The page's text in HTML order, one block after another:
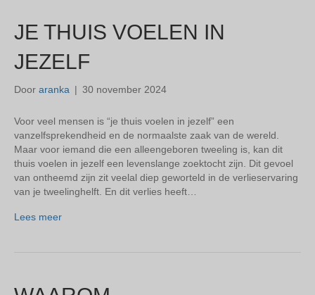
JE THUIS VOELEN IN
JEZELF
Door aranka | 30 november 2024
Voor veel mensen is “je thuis voelen in jezelf” een
vanzelfsprekendheid en de normaalste zaak van de wereld.
Maar voor iemand die een alleengeboren tweeling is, kan dit
thuis voelen in jezelf een levenslange zoektocht zijn. Dit gevoel
van ontheemd zijn zit veelal diep geworteld in de verlieservaring
van je tweelinghelft. En dit verlies heeft…
Lees meer